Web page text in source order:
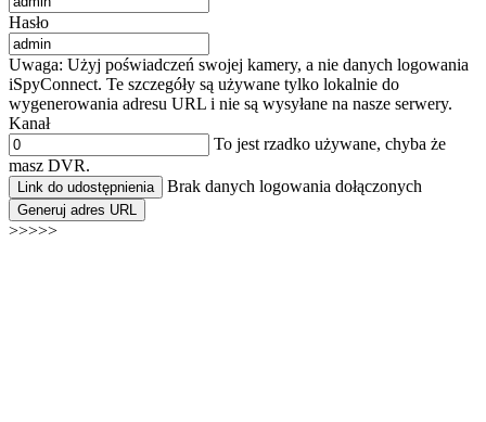
Hasło
Uwaga: Użyj poświadczeń swojej kamery, a nie danych logowania
iSpyConnect. Te szczegóły są używane tylko lokalnie do
wygenerowania adresu URL i nie są wysyłane na nasze serwery.
Kanał
To jest rzadko używane, chyba że
masz DVR.
Link do udostępnienia Brak danych logowania dołączonych
Generuj adres URL
>>>>>